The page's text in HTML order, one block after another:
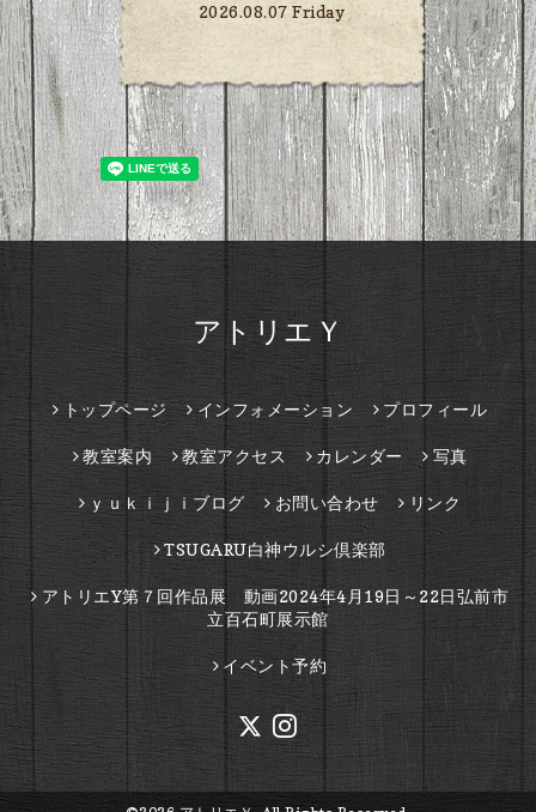
2026.08.07 Friday
アトリエＹ
トップページ インフォメーション プロフィール
教室案内 教室アクセス カレンダー 写真
ｙｕｋｉｊｉブログ お問い合わせ リンク
TSUGARU白神ウルシ倶楽部
アトリエY第７回作品展 動画2024年4月19日～22日弘前市
立百石町展示館
イベント予約